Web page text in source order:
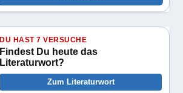
DU HAST 7 VERSUCHE
Findest Du heute das
Literaturwort?
Zum Literaturwort